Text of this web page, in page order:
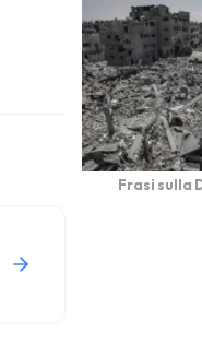
Frasi sulla